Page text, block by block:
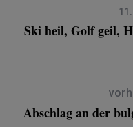
Ski heil, Golf geil,
Abschlag an der